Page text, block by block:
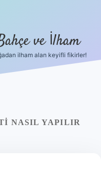
ve İlham
ilham alan keyifli fikirler!
NASIL YAPILIR